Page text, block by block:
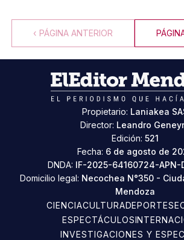
‹ PÁGINA ANTERIOR
Propietario: Laniakea
Director: Leandro
Edición: 521
Fecha: 6 de agosto de
DNDA: IF-2025-64160724-APN-
Domicilio legal: Necochea N°350 -
Mendoza
CIENCIACULTURADEPORTES
ESPECTÁCULOS
INVESTIGACIONES Y